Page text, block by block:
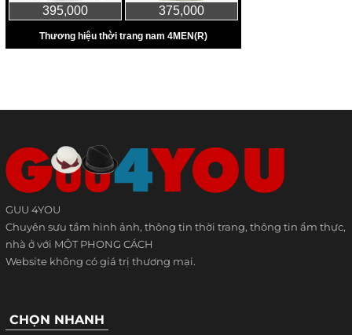
GUU 4YOU
Chuyên sưu tầm hình ảnh, thông tin thời trang, thông tin ẩm thực,
nhà ở với MỘT PHONG CÁCH
Website không có giá trị thương mại.
CHỌN NHANH